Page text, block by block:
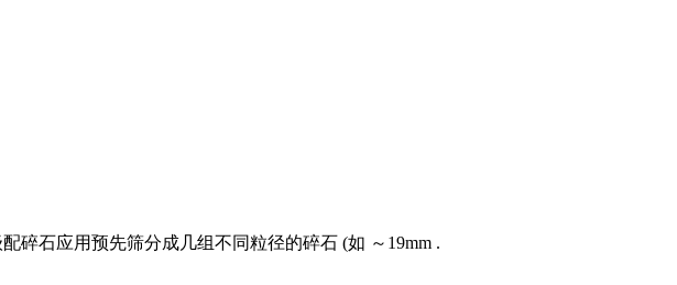
碎石应用预先筛分成几组不同粒径的碎石 (如 ～19mm .